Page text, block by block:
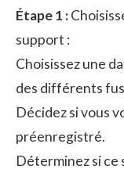
Étape 1 :
support :
Choisissez une
des différents
Décidez si vous
préenregistré.
Déterminez si ce